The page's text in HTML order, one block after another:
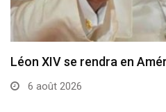
Le cardinal Parolin au
6 août 2026